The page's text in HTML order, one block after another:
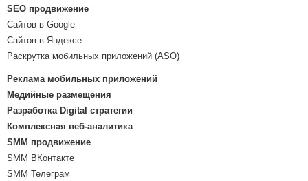
SEO продвижение
Сайтов в Google
Сайтов в Яндексе
Раскрутка мобильных приложений (ASO)
Реклама мобильных приложений
Медийные размещения
Разработка Digital стратегии
Комплексная веб-аналитика
SMM продвижение
SMM ВКонтакте
SMM Телеграм